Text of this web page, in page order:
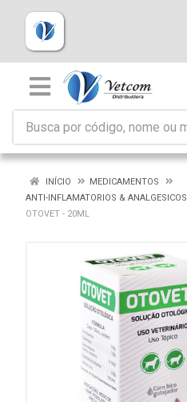
INÍCIO
MEDICAMENTOS
ANTI-INFLAMATORIOS & ANALGESICOS
OTOVET - 20ML